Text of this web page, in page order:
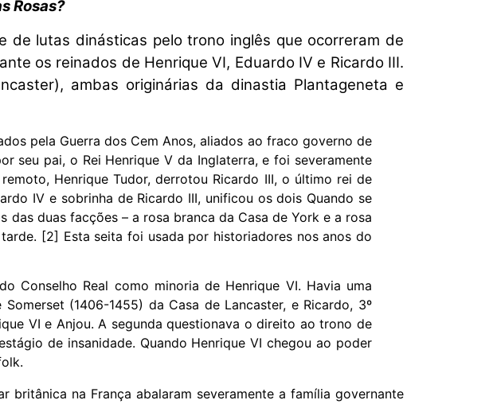
Rosas?
de lutas dinásticas pelo trono inglês que ocorreram de
os reinados de Henrique VI, Eduardo IV e Ricardo III.
ambas originárias da dinastia Plantageneta e
​​pela Guerra dos Cem Anos, aliados ao fraco governo de
seu pai, o Rei Henrique V da Inglaterra, e foi severamente
Henrique Tudor, derrotou Ricardo III, o último rei de
IV e sobrinha de Ricardo III, unificou os dois Quando se
duas facções – a rosa branca da Casa de York e a rosa
[2] Esta seita foi usada por historiadores nos anos do
Conselho Real como minoria de Henrique VI. Havia uma
(1406-1455) da Casa de Lancaster, e Ricardo, 3º
VI e Anjou. A segunda questionava o direito ao trono de
de insanidade. Quando Henrique VI chegou ao poder
na França abalaram severamente a família governante